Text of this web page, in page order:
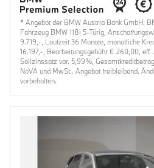
* Angebot der BMW Austria Bank GmbH.
Fahrzeug BMW 118i 5-Türig,
9.719,-, Laufzeit 36 Monate, monatliche
16.197,-, Bearbeitungsgebühr € 260,00,
Sollzinssatz var. 5,99%,
NoVA und MwSt.. Angebot freibleibend.
vorbehalten.